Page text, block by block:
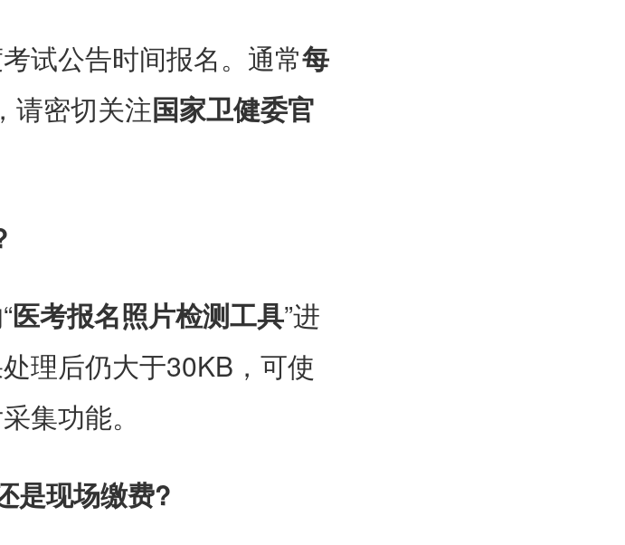
试公告时间报名。通常每
，请密切关注国家卫健委官
医考报名照片检测工具”进
理后仍大于30KB，可使
集功能。
是现场缴费?